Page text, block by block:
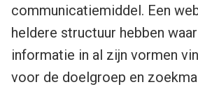
communicatiemiddel. Een
heldere structuur hebben
informatie in al zijn vormen
voor de doelgroep en